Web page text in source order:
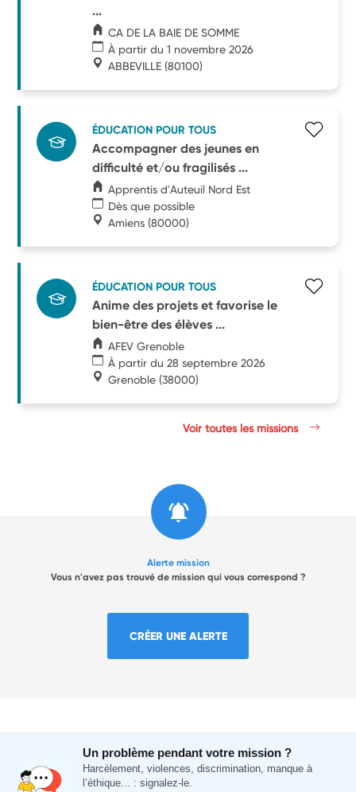
...
CA DE LA BAIE DE SOMME
À partir du 1 novembre 2026
ABBEVILLE (80100)
ÉDUCATION POUR TOUS
Accompagner des jeunes en
difficulté et/ou fragilisés ...
Apprentis d'Auteuil Nord Est
Dès que possible
Amiens (80000)
ÉDUCATION POUR TOUS
Anime des projets et favorise le
bien-être des élèves ...
AFEV Grenoble
À partir du 28 septembre 2026
Grenoble (38000)
Voir toutes les missions
Alerte mission
Vous n'avez pas trouvé de mission qui vous correspond ?
CRÉER UNE ALERTE
Un problème pendant votre mission ?
Harcèlement, violences, discrimination, manque à
l’éthique... : signalez-le.